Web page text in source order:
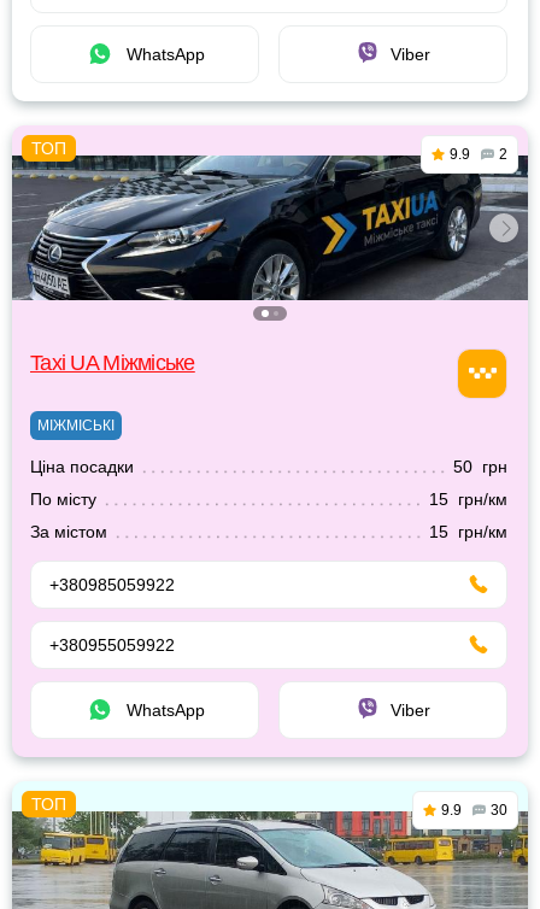
WhatsApp Viber
9.9 2
Taxi UA Міжміське
МІЖМІСЬКІ
Ціна посадки
50 грн
По місту
15 грн/км
За містом
15 грн/км
+380985059922
+380955059922
WhatsApp Viber
9.9 30